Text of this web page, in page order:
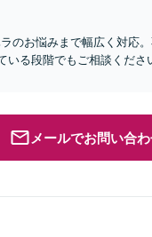
のお悩みまで幅広く対応
いる段階でもご相談くださ
メールでお問い合